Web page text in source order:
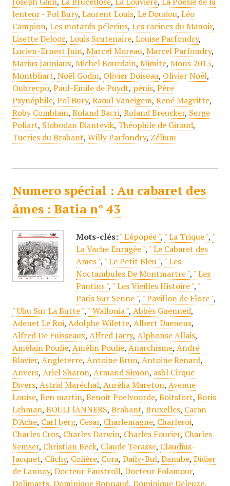
lenteur - Pol Bury, Laurent Louis, Le Doudou, Léo
Campion, Les motards pélerins, Les racines du Manoir,
Lisette Delooz, Louis Scutenaire, Louise Parfondry,
Lucien-Ernest Juin, Marcel Moreau, Marcel Parfondry,
Marius Jauniaux, Michel Bourdain, Mimite, Mons 2015,
Montbliart, Noël Godin, Olivier Doiseau, Olivier Noêl,
Oubrecpo, Paul-Emile de Puydt, pénis, Père
Psynéphile, Pol Bury, Raoul Vaneigem, René Magritte,
Roby Comblain, Roland Bacri, Roland Breucker, Serge
Poliart, Slobodan Diantevik, Théophile de Giraud,
Tueries du Brabant, Willy Parfondry, Zélium
Numero spécial : Au cabaret des
âmes : Batia n° 43
Mots-clés: " L'épopée ", " La Trique ", "
La Vache Enragée ", " Le Cabaret des
Ames ", " Le Petit Bleu ", " Les
Noctambules De Montmartre ", " Les
Pantins ", " Les Vieilles Histoire ", "
Paris Sur Senne ", " Pavillon de Flore ",
" Ubu Sur La Butte ", " Wallonia ", Abbès Guenned,
Adenet Le Roi, Adolphe Wilette, Albert Daenens,
Alfred De Fuisseaux, Alfred Jarry, Alphonse Allais,
Amélain Poulie, Amélin Poulie, Anarchisme, André
Blavier, Angleterre, Antoine Brun, Antoine Renard,
Anvers, Ariel Sharon, Armand Simon, asbl Cirque
Divers, Astrid Maréchal, Aurélia Mareton, Avenue
Louise, Ben martin, Benoit Poelvoorde, Boitsfort, Boris
Lehman, BOULI lANNERS, Brabant, Bruxelles, Caran
D'Ache, Carl berg, Cesar, Charlemagne, Charleroi,
Charles Cros, Charles Darwin, Charles Fourier, Charles
Semser, Christian Beck, Claude Terasse, Claudius-
Jacquet, Clichy, Colière, Cora, Daily-Bul, Danube, Didier
de Lannoy, Docteur Faustroll, Docteur Folamour,
Dolimarts, Dominique Bonnaud, Dominique Deleuze,